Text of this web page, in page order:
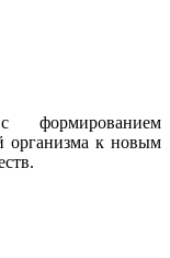
организма к новым